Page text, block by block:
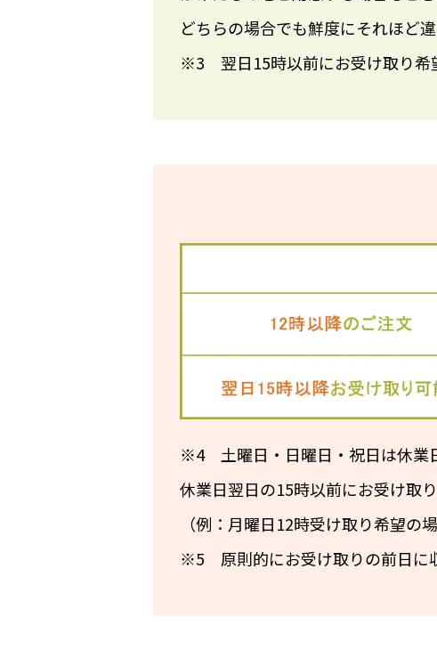
どちらの場合でも鮮度にそれほど
※3 翌日15時以前にお受け取り希
※4 土曜日・日曜日・祝日は休業
休業日翌日の15時以前にお受け取
（例：月曜日12時受け取り希望の
※5 原則的にお受け取りの前日に